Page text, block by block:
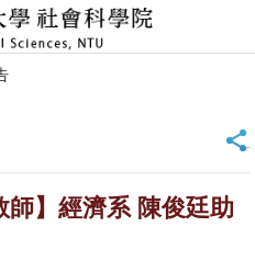
_
師】經濟系 陳俊廷助